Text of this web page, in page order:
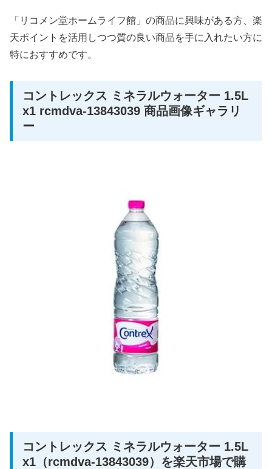
「リコメン堂ホームライフ館」の商品に興味がある方、楽
天ポイントを活用しつつ質の良い商品を手に入れたい方に
特におすすめです。
コントレックス ミネラルウォーター 1.5L
x1 rcmdva-13843039 商品画像ギャラリ
ー
コントレックス ミネラルウォーター 1.5L
x1（rcmdva-13843039）を楽天市場で購